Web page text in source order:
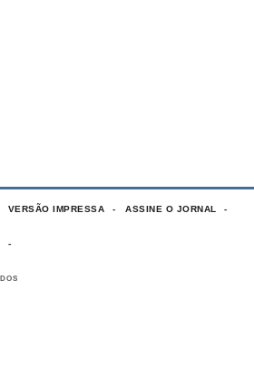
VERSÃO IMPRESSA ASSINE O JORNAL